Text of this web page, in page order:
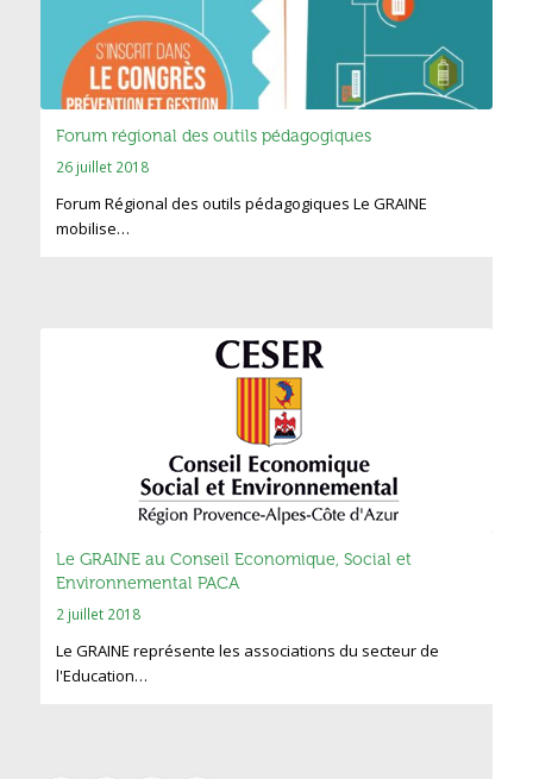
Forum régional des outils pédagogiques
26 juillet 2018
Forum Régional des outils pédagogiques Le GRAINE
mobilise…
Le GRAINE au Conseil Economique, Social et
Environnemental PACA
2 juillet 2018
Le GRAINE représente les associations du secteur de
l'Education…